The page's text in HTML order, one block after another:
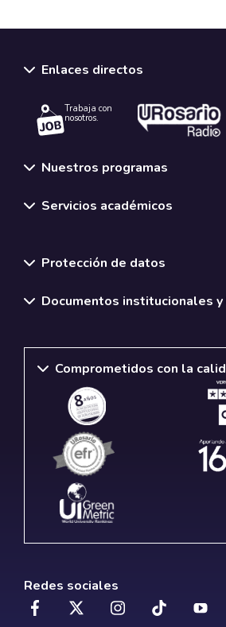
Enlaces directos
Trabaja con
nosotros.
Nuestros programas
Servicios académicos
Protección de datos
Documentos institucionales
Comprometidos con la
Redes sociales